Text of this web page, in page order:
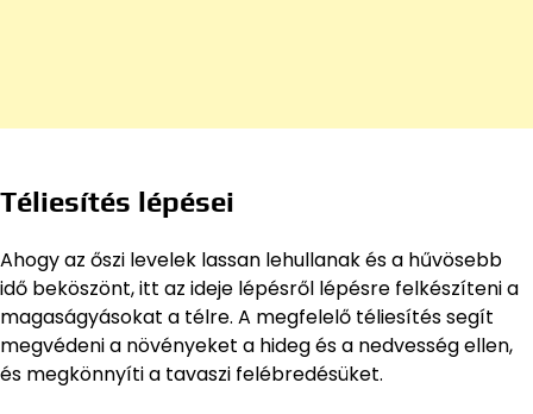
Téliesítés lépései
Ahogy az őszi levelek lassan lehullanak és a hűvösebb
idő beköszönt, itt az ideje lépésről lépésre felkészíteni a
magaságyásokat a télre. A megfelelő téliesítés segít
megvédeni a növényeket a hideg és a nedvesség ellen,
és megkönnyíti a tavaszi felébredésüket.